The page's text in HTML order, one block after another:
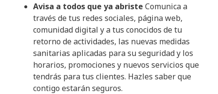
Avisa a todos que ya abriste Comunica a
través de tus redes sociales, página web,
comunidad digital y a tus conocidos de tu
retorno de actividades, las nuevas medidas
sanitarias aplicadas para su seguridad y los
horarios, promociones y nuevos servicios que
tendrás para tus clientes. Hazles saber que
contigo estarán seguros.